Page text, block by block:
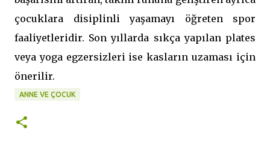
çocuklara disiplinli yaşamayı öğreten spor
faaliyetleridir. Son yıllarda sıkça yapılan plates
veya yoga egzersizleri ise kasların uzaması için
önerilir.
ANNE VE ÇOCUK